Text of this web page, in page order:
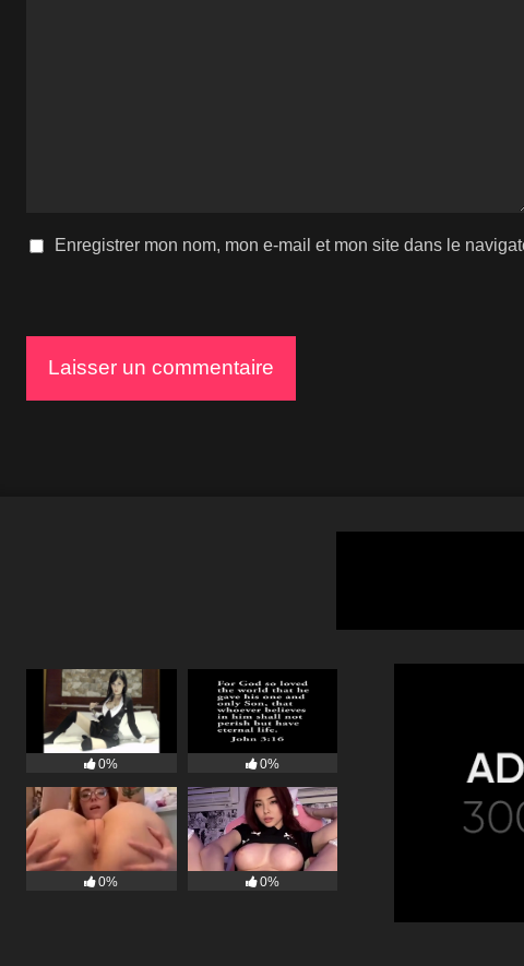
Enregistrer mon nom, mon e-mail et mon site dans le
0% 0%
0% 0%